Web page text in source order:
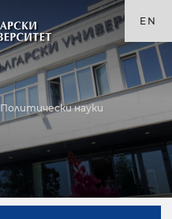
EN
Политически науки